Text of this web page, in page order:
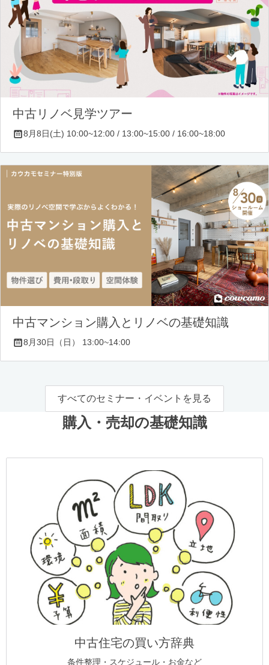
中古リノベ見学ツアー
8月8日(土) 10:00~12:00 / 13:00~15:00 / 16:00~18:00
中古マンション購入とリノベの基礎知識
8月30日（日） 13:00~14:00
すべてのセミナー・イベントを見る
購入・売却の基礎知識
中古住宅の買い方辞典
条件整理・スケジュール・お金など